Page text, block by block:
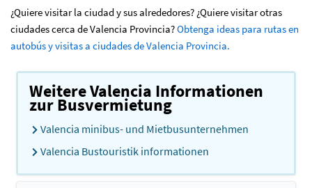
¿Quiere visitar la ciudad y sus alrededores? ¿Quiere visitar otras
ciudades cerca de Valencia Provincia?Obtenga ideas para rutas en
autobús y visitas a ciudades de Valencia Provincia.
Weitere Valencia Informationen
zur Busvermietung
Valencia minibus- und Mietbusunternehmen
Valencia Bustouristik informationen